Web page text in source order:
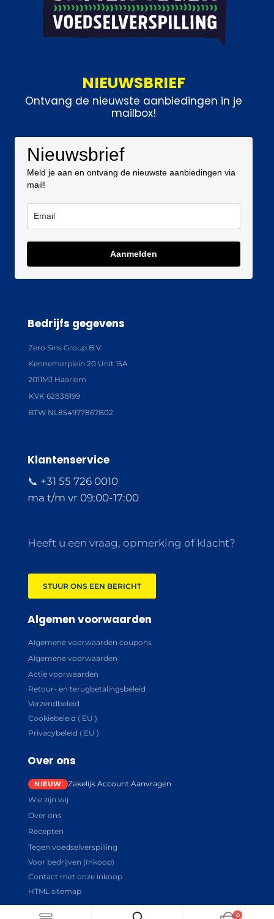
NIEUWSBRIEF
Ontvang de nieuwste aanbiedingen in je
mailbox!
Nieuwsbrief
Meld je aan en ontvang de nieuwste aanbiedingen via
mail!
Aanmelden
Bedrijfs gegevens
Zero Sins Group B.V.
Kennemerplein 20 Unit 15A
2011MJ Haarlem
KVK 62838199
BTW NL854977867B02
Klantenservice
📞 +31 55 726 0010
ma t/m vr 09:00-17:00
Heeft u een vraag, opmerking of klacht?
STUUR ONS EEN BERICHT
Algemen voorwaarden
Algemene voorwaarden coupons
Algemene voorwaarden
Actie voorwaarden
Retour- en terugbetalingsbeleid
Verzendbeleid
Cookiebeleid ( EU )
Privacybeleid ( EU )
Over ons
Zakelijk Account Aanvragen
Wie zijn wij
Over ons
Recepten
Tegen voedselverspilling
Voor bedrijven (Inkoop)
Contact met onze inkoop
HTML sitemap
0